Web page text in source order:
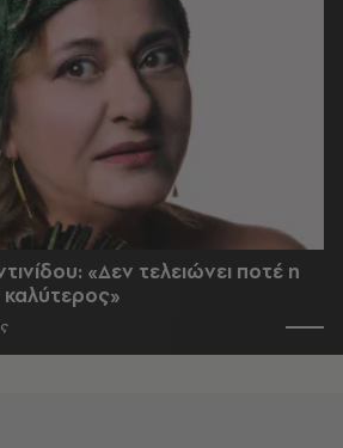
«Δεν τελειώνει ποτέ η
καλύτερος»